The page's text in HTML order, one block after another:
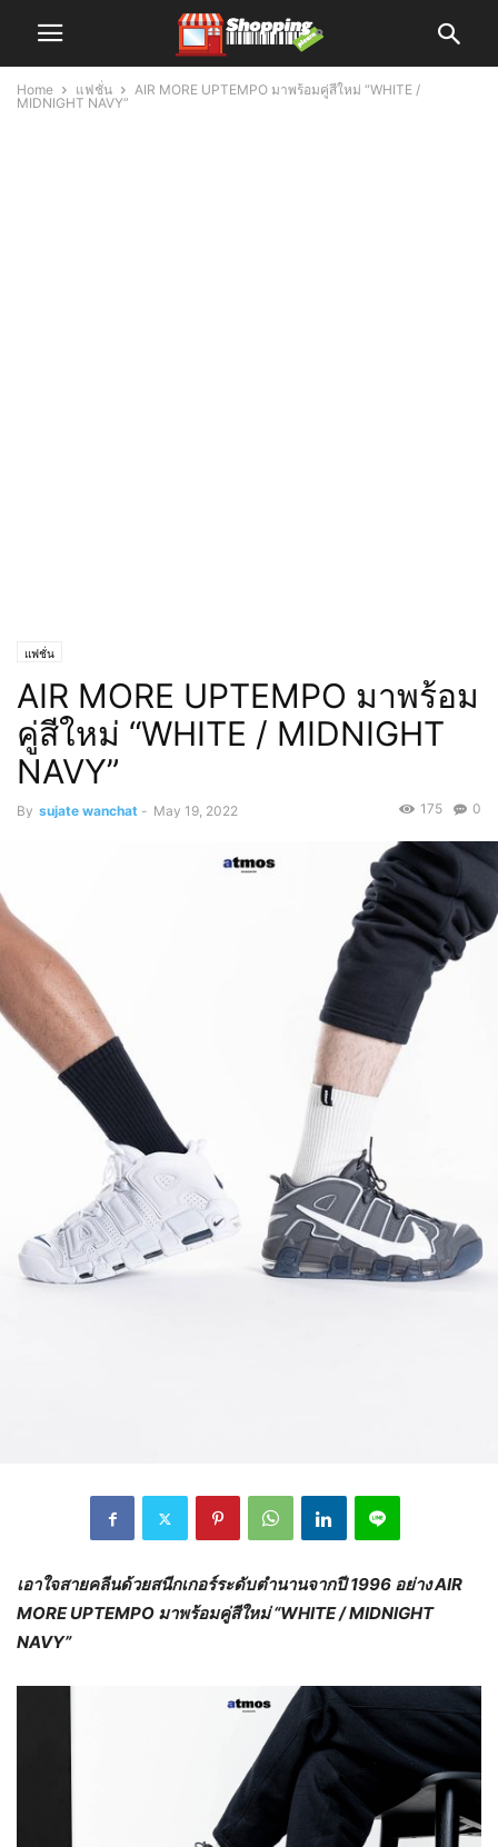
Home แฟชั่น
AIR MORE UPTEMPO มาพร้อมคู่สีใหม่ “WHITE /
MIDNIGHT NAVY”
แฟชั่น
AIR MORE UPTEMPO มาพร้อม
คู่สีใหม่ “WHITE / MIDNIGHT
NAVY”
By sujate wanchat - May 19, 2022 0
175
เอาใจสายคลีนด้วยสนีกเกอร์ระดับตำนานจากปี1996 อย่างAIR
MORE UPTEMPO มาพร้อมคู่สีใหม่“WHITE / MIDNIGHT
NAVY”